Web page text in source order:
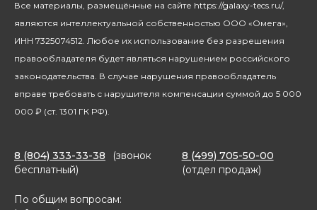
Посуда
Благотворительность
Все материалы, размещённые на сайте https://galaxy-tecs.ru/,
являются интеллектуальной собственностью ООО «Омега»,
ИНН 7325074512. Любое их использование без разрешения
правообладателя будет являться нарушением российского
законодательства. В случае нарушения правообладатель
вправе требовать с нарушителя компенсации суммой до 5 000
000 ₽ (ст. 1301 ГК РФ).
8 (804) 333-33-38
(звонок
бесплатный)
8 (499) 705-50-00
(отдел продаж)
По общим вопросам: